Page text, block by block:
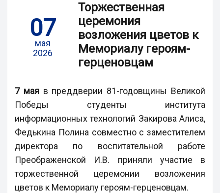
07
мая
2026
Торжественная
церемония
возложения цветов к
Мемориалу героям-
герценовцам
7 мая в преддверии 81-годовщины Великой
Победы студенты института
информационных технологий Закирова Алиса,
Федькина Полина совместно с заместителем
директора по воспитательной работе
Преображенской И.В. приняли участие в
торжественной церемонии возложения
цветов к Мемориалу героям-герценовцам.